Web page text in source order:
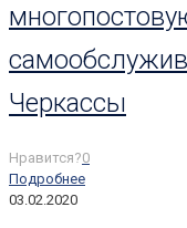
Черкассы
Нравится?0
Подробнее
03.02.2020